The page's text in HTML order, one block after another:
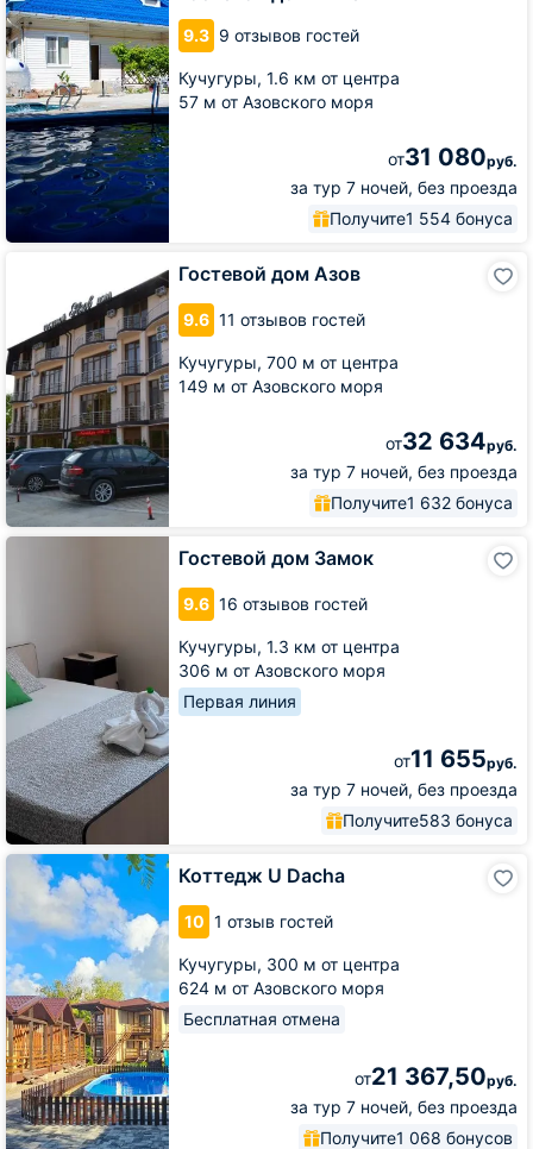
9.3 9 отзывов гостей
Кучугуры, 1.6 км от центра
57 м от Азовского моря
от31 080руб.
за тур 7 ночей, без проезда
Получите1 554 бонуса
Гостевой дом Азов
9.6 11 отзывов гостей
Кучугуры, 700 м от центра
149 м от Азовского моря
от32 634руб.
за тур 7 ночей, без проезда
Получите1 632 бонуса
Гостевой дом Замок
9.6 16 отзывов гостей
Кучугуры, 1.3 км от центра
306 м от Азовского моря
Первая линия
от11 655руб.
за тур 7 ночей, без проезда
Получите583 бонуса
Гостевой
Коттедж U Dacha
10 1 отзыв гостей
Кучугуры, 300 м от центра
624 м от Азовского моря
Бесплатная отмена
от21 367,50руб.
за тур 7 ночей, без проезда
Получите1 068 бонусов
Коттедж
U